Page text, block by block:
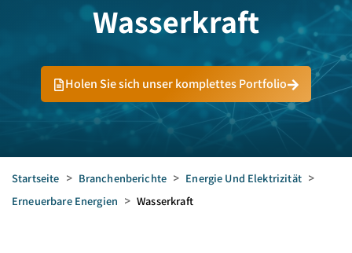
Wasserkraft
Holen Sie sich unser komplettes Portfolio
Startseite > Branchenberichte > Energie Und Elektrizität >
Erneuerbare Energien > Wasserkraft